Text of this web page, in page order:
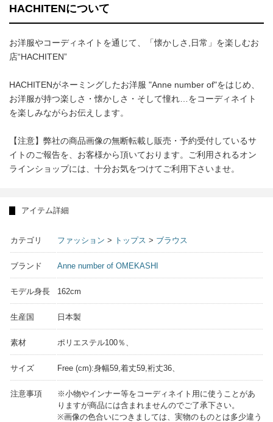
HACHITENについて
お洋服やコーディネイトを通じて、「懐かしさ,日常」を楽しむお
店“HACHITEN”
HACHITENがネーミングしたお洋服 "Anne number of"をはじめ、
お洋服が持つ楽しさ・懐かしさ・そして憧れ…をコーディネイト
を楽しみながらお伝えします。
【注意】弊社の商品画像の無断転載し販売・予約受付しているサ
イトのご報告を、お客様から頂いております。ご利用されるオン
ラインショップには、十分お気をつけてご利用下さいませ。
アイテム詳細
カテゴリ ファッション > トップス > ブラウス
ブランド Anne number of OMEKASHI
モデル身長 162cm
生産国 日本製
素材 ポリエステル100％、
サイズ Free (cm):身幅59,着丈59,裄丈36、
注意事項
※小物やインナー等をコーディネイト用に使うことがあ
りますが商品には含まれませんのでご了承下さい。
※画像の色合いにつきましては、実物のものとは多少違う